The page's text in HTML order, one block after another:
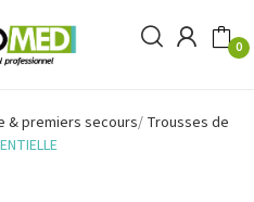
0
& premiers secours Trousses de